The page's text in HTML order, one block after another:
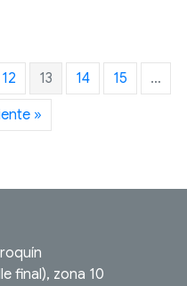
12 13 14 15 …
»
final), zona 10